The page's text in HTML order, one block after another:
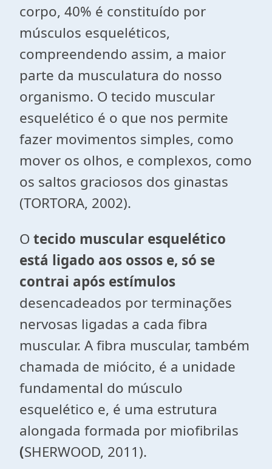
corpo, 40% é constituído por
músculos esqueléticos,
compreendendo assim, a maior
parte da musculatura do nosso
organismo. O tecido muscular
esquelético é o que nos permite
fazer movimentos simples, como
mover os olhos, e complexos, como
os saltos graciosos dos ginastas
(TORTORA, 2002).
O tecido muscular esquelético
está ligado aos ossos e, só se
contrai após estímulos
desencadeados por terminações
nervosas ligadas a cada fibra
muscular. A fibra muscular, também
chamada de miócito, é a unidade
fundamental do músculo
esquelético e, é uma estrutura
alongada formada por miofibrilas
(SHERWOOD, 2011).